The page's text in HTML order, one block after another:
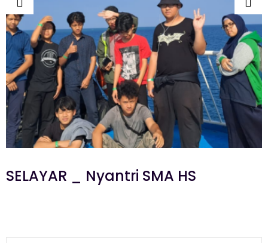
SELAYAR _ Nyantri SMA HS